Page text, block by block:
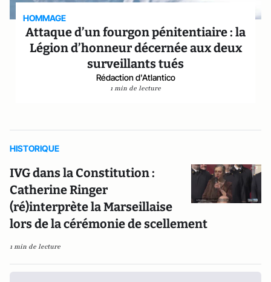
HOMMAGE
Attaque d’un fourgon pénitentiaire : la
Légion d’honneur décernée aux deux
surveillants tués
Rédaction d'Atlantico
1 min de lecture
HISTORIQUE
IVG dans la Constitution :
Catherine Ringer
(ré)interprète la Marseillaise
lors de la cérémonie de scellement
1 min de lecture